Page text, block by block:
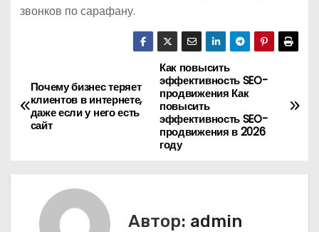
звонков по сарафану.
Н
а
в
Как повысить
эффективность SEO-
продвижения Как
повысить
эффективность SEO-
продвижения в 2026
году
Почему бизнес теряет
клиентов в интернете,
даже если у него есть
сайт
Автор: admin